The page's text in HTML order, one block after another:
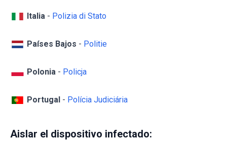
Italia - Polizia di Stato
Países Bajos - Politie
Polonia - Policja
Portugal - Polícia Judiciária
Aislar el dispositivo infectado: